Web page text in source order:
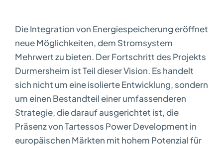
Die Integration von Energiespeicherung eröffnet
neue Möglichkeiten, dem Stromsystem
Mehrwert zu bieten. Der Fortschritt des Projekts
Durmersheim ist Teil dieser Vision. Es handelt
sich nicht um eine isolierte Entwicklung, sondern
um einen Bestandteil einer umfassenderen
Strategie, die darauf ausgerichtet ist, die
Präsenz von Tartessos Power Development in
europäischen Märkten mit hohem Potenzial für